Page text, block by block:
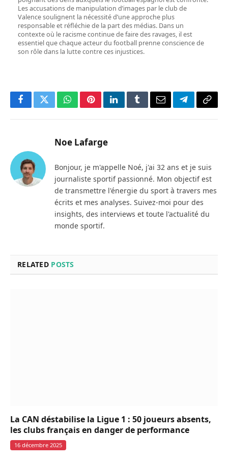
Les accusations de manipulation d’images par le club de
Valence soulignent la nécessité d’une approche plus
responsable et réfléchie de la part des médias. Dans un
contexte où le racisme continue de faire des ravages, il est
essentiel que chaque acteur du football prenne conscience de
son rôle dans la lutte contre ces injustices.
FacebookTwitterWhatsAppPinterestLinkedInTumblrEmailTelegram
Copy
Noe Lafarge
Bonjour, je m'appelle Noé, j'ai 32 ans et je suis
journaliste sportif passionné. Mon objectif est
de transmettre l'énergie du sport à travers mes
écrits et mes analyses. Suivez-moi pour des
insights, des interviews et toute l'actualité du
monde sportif.
RELATED POSTS
La CAN déstabilise la Ligue 1 : 50 joueurs absents,
les clubs français en danger de performance
16 décembre 2025